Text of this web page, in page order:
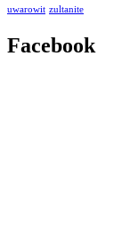
uwarowit zultanite
Facebook